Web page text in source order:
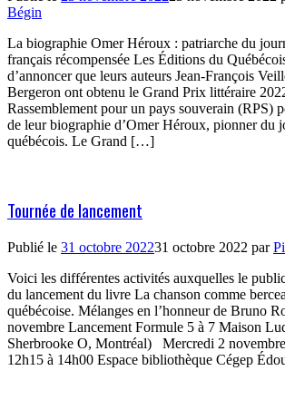
Bégin
La biographie Omer Héroux : patriarche du
français récompensée Les Éditions du
d’annoncer que leurs auteurs Jean-François
Bergeron ont obtenu le Grand Prix littéraire
Rassemblement pour un pays souverain (RPS)
de leur biographie d’Omer Héroux, pionner du
québécois. Le Grand […]
Tournée de lancement
Publié le 31 octobre 202231 octobre 2022 par
Voici les différentes activités auxquelles le
du lancement du livre La chanson comme
québécoise. Mélanges en l’honneur de Bruno
novembre Lancement Formule 5 à 7 Maison
Sherbrooke O, Montréal) Mercredi 2
12h15 à 14h00 Espace bibliothèque Cégep